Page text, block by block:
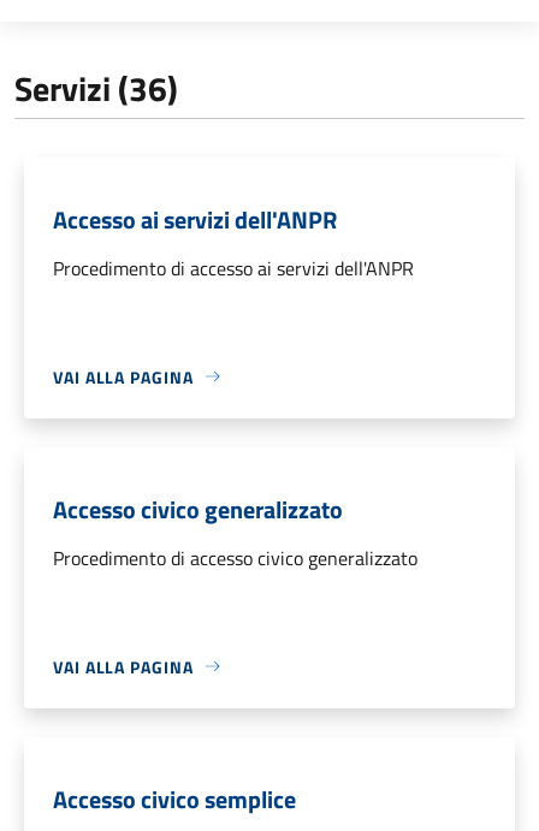
Servizi (36)
Accesso ai servizi dell'ANPR
Procedimento di accesso ai servizi dell'ANPR
VAI ALLA PAGINA
Accesso civico generalizzato
Procedimento di accesso civico generalizzato
VAI ALLA PAGINA
Accesso civico semplice